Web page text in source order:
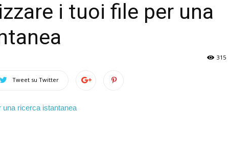
i tuoi file per una
315
Tweet su Twitter